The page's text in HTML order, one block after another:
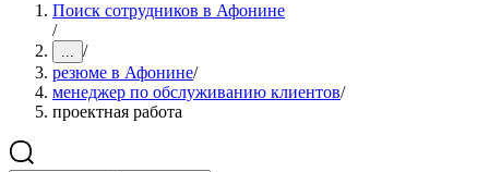
Поиск сотрудников в Афонине
/
... /
резюме в Афонине/
менеджер по обслуживанию клиентов/
проектная работа